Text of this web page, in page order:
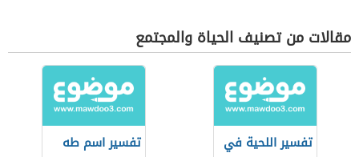
مقالات من تصنيف الحياة والمجتمع
تفسير اللحية في
تفسير اسم طه